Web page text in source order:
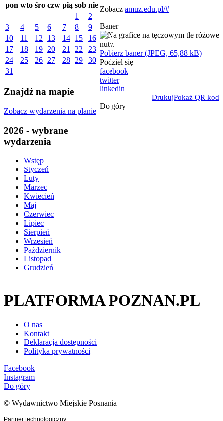
pon wto śro czw pią sob nie
1
2
3
4 5 6 7 8
9
10
11 12 13 14 15
16
17
18 19 20 21 22
23
24
25 26 27 28 29
30
31
Znajdź na mapie
Zobacz wydarzenia na planie
2026 - wybrane
wydarzenia
Wstęp
Styczeń
Luty
Marzec
Kwiecień
Maj
Czerwiec
Lipiec
Sierpień
Wrzesień
Październik
Listopad
Grudzień
Zobacz amuz.edu.pl/#
Baner
Pobierz baner (JPEG, 65,88 kB)
Podziel się
facebook
twitter
linkedin
DrukujPokaż QR kod
Do góry
PLATFORMA POZNAN.PL
O nas
Kontakt
Deklaracja dostępności
Polityka prywatności
Facebook
Instagram
Do góry
© Wydawnictwo Miejskie Posnania
Partner technologiczny: